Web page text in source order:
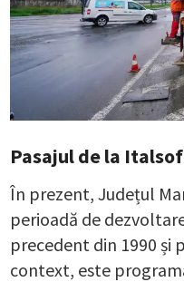
Pasajul de la
În prezent, Județul
perioadă de
precedent din 1990 și
context, este